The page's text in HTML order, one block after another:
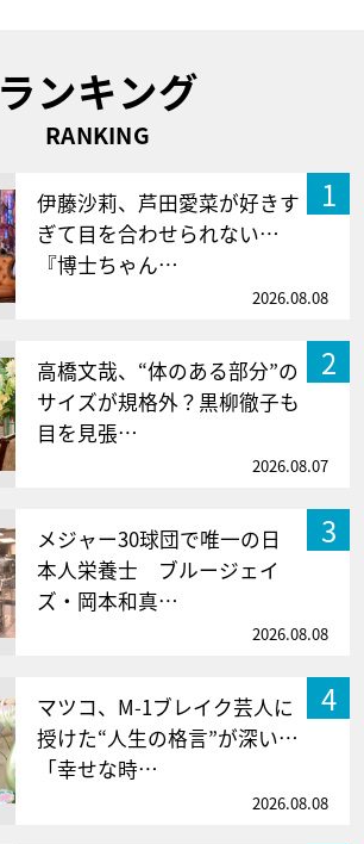
ランキング
RANKING
1
伊藤沙莉、芦田愛菜が好きす
ぎて目を合わせられない…
『博士ちゃん…
2026.08.08
2
高橋文哉、“体のある部分”の
サイズが規格外？黒柳徹子も
目を見張…
2026.08.07
3
メジャー30球団で唯一の日
本人栄養士 ブルージェイ
ズ・岡本和真…
2026.08.08
4
マツコ、M-1ブレイク芸人に
授けた“人生の格言”が深い…
「幸せな時…
2026.08.08